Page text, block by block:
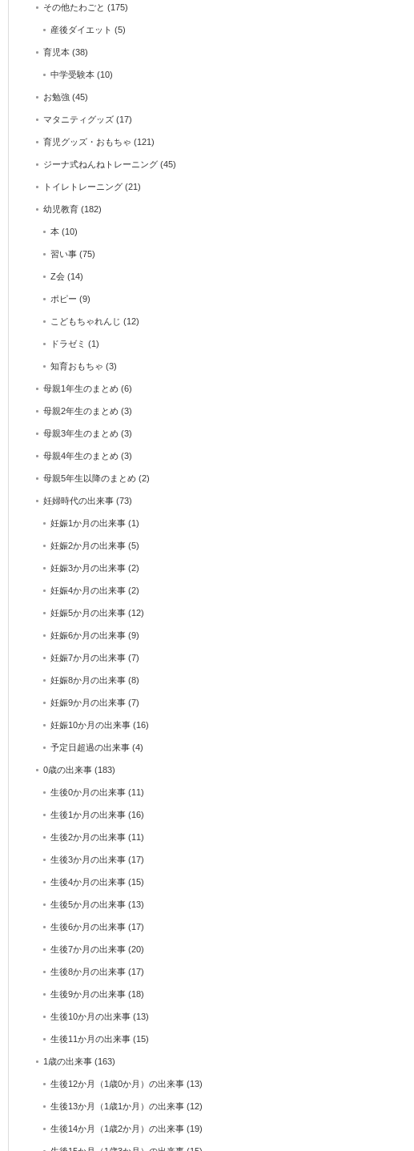
その他たわごと (175)
産後ダイエット (5)
育児本 (38)
中学受験本 (10)
お勉強 (45)
マタニティグッズ (17)
育児グッズ・おもちゃ (121)
ジーナ式ねんねトレーニング (45)
トイレトレーニング (21)
幼児教育 (182)
本 (10)
習い事 (75)
Z会 (14)
ポピー (9)
こどもちゃれんじ (12)
ドラゼミ (1)
知育おもちゃ (3)
母親1年生のまとめ (6)
母親2年生のまとめ (3)
母親3年生のまとめ (3)
母親4年生のまとめ (3)
母親5年生以降のまとめ (2)
妊婦時代の出来事 (73)
妊娠1か月の出来事 (1)
妊娠2か月の出来事 (5)
妊娠3か月の出来事 (2)
妊娠4か月の出来事 (2)
妊娠5か月の出来事 (12)
妊娠6か月の出来事 (9)
妊娠7か月の出来事 (7)
妊娠8か月の出来事 (8)
妊娠9か月の出来事 (7)
妊娠10か月の出来事 (16)
予定日超過の出来事 (4)
0歳の出来事 (183)
生後0か月の出来事 (11)
生後1か月の出来事 (16)
生後2か月の出来事 (11)
生後3か月の出来事 (17)
生後4か月の出来事 (15)
生後5か月の出来事 (13)
生後6か月の出来事 (17)
生後7か月の出来事 (20)
生後8か月の出来事 (17)
生後9か月の出来事 (18)
生後10か月の出来事 (13)
生後11か月の出来事 (15)
1歳の出来事 (163)
生後12か月（1歳0か月）の出来事 (13)
生後13か月（1歳1か月）の出来事 (12)
生後14か月（1歳2か月）の出来事 (19)